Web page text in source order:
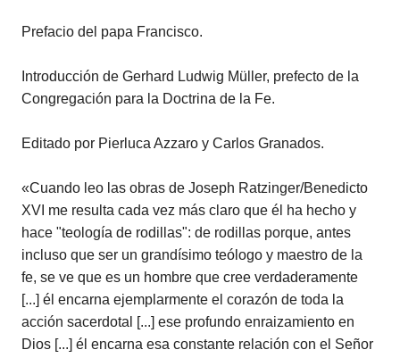
Prefacio del papa Francisco.
Introducción de Gerhard Ludwig Müller, prefecto de la
Congregación para la Doctrina de la Fe.
Editado por Pierluca Azzaro y Carlos Granados.
«Cuando leo las obras de Joseph Ratzinger/Benedicto
XVI me resulta cada vez más claro que él ha hecho y
hace "teología de rodillas": de rodillas porque, antes
incluso que ser un grandísimo teólogo y maestro de la
fe, se ve que es un hombre que cree verdaderamente
[...] él encarna ejemplarmente el corazón de toda la
acción sacerdotal [...] ese profundo enraizamiento en
Dios [...] él encarna esa constante relación con el Señor